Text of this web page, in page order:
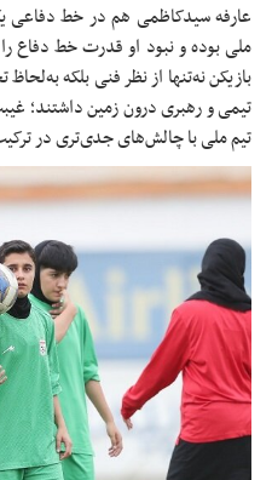
عارفه سیدکاظمی هم در خط دفاعی
ملی بوده و نبود او قدرت خط دفاع
بازیکن نه‌تنها از نظر فنی بلکه
تیمی و رهبری درون زمین داشتند؛
تیم ملی با چالش‌های جدی‌تری در